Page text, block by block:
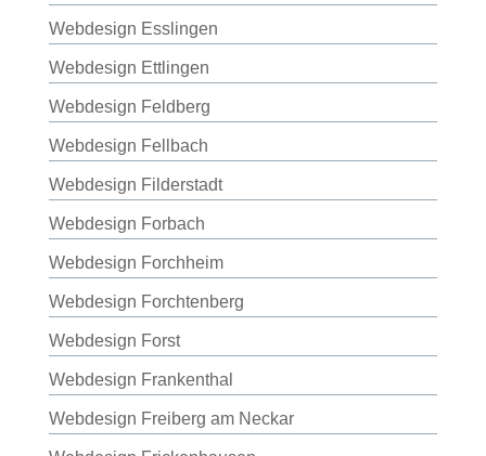
Webdesign Esslingen
Webdesign Ettlingen
Webdesign Feldberg
Webdesign Fellbach
Webdesign Filderstadt
Webdesign Forbach
Webdesign Forchheim
Webdesign Forchtenberg
Webdesign Forst
Webdesign Frankenthal
Webdesign Freiberg am Neckar